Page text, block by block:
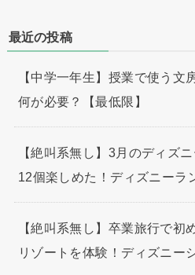
最近の投稿
【中学一年生】授業で使う文
何が必要？【最低限】
【絶叫系無し】3月のディズ
12個楽しめた！ディズニーラ
【絶叫系無し】卒業旅行で初
リゾートを体験！ディズニー